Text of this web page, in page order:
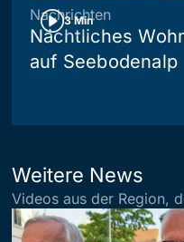
3 Min
Nachrichten
Nächtliches
auf Seebodenalp
Weitere News
Videos aus der Region,